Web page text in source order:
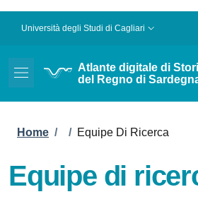
Slim top
Università degli Studi di Cagliari
Atlante digitale di
del Regno di
Breadcrumb
Home / / Equipe Di Ricerca
Equipe di